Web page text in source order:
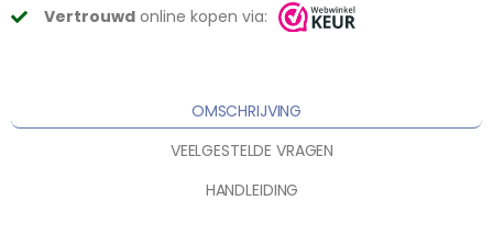
Vertrouwd online kopen via:
OMSCHRIJVING
VEELGESTELDE VRAGEN
HANDLEIDING